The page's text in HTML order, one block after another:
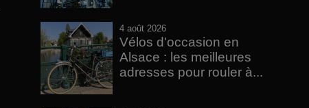
4 août 2026
Vélos d'occasion en
Alsace : les meilleures
adresses pour rouler à...